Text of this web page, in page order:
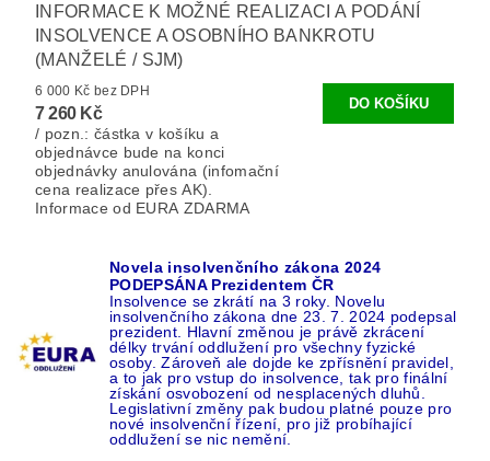
INFORMACE K MOŽNÉ REALIZACI A PODÁNÍ
INSOLVENCE A OSOBNÍHO BANKROTU
(MANŽELÉ / SJM)
6 000 Kč bez DPH
7 260 Kč
/ pozn.: částka v košíku a
objednávce bude na konci
objednávky anulována (infomační
cena realizace přes AK).
Informace od EURA ZDARMA
Novela insolvenčního zákona 2024
PODEPSÁNA Prezidentem ČR
Insolvence se zkrátí na 3 roky. Novelu
insolvenčního zákona dne 23. 7. 2024 podepsal
prezident. Hlavní změnou je právě zkrácení
délky trvání oddlužení pro všechny fyzické
osoby. Zároveň ale dojde ke zpřísnění pravidel,
a to jak pro vstup do insolvence, tak pro finální
získání osvobození od nesplacených dluhů.
Legislativní změny pak budou platné pouze pro
nové insolvenční řízení, pro již probíhající
oddlužení se nic nemění.